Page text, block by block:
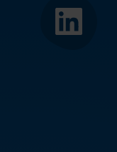
LinkedIn